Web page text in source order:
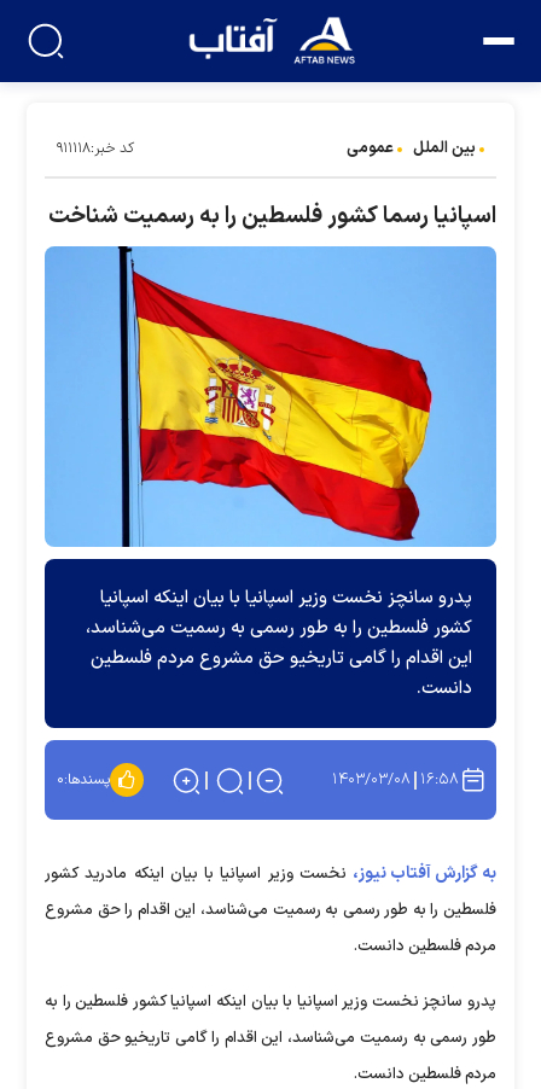
بین الملل عمومی کد خبر:۹۱۱۱۱۸
اسپانیا رسما کشور فلسطین را به رسمیت شناخت
پدرو سانچز نخست وزیر اسپانیا با بیان اینکه اسپانیا
کشور فلسطین را به طور رسمی به رسمیت می‌شناسد،
این اقدام را گامی تاریخیو حق مشروع مردم فلسطین
دانست.
۱۶:۵۸ ۱۴۰۳/۰۳/۰۸ پسندها:۰
به گزارش آفتاب نیوز، نخست وزیر اسپانیا با بیان اینکه مادرید کشور
فلسطین را به طور رسمی به رسمیت می‌شناسد، این اقدام را حق مشروع
مردم فلسطین دانست.
پدرو سانچز نخست وزیر اسپانیا با بیان اینکه اسپانیا کشور فلسطین را به
طور رسمی به رسمیت می‌شناسد، این اقدام را گامی تاریخیو حق مشروع
مردم فلسطین دانست.